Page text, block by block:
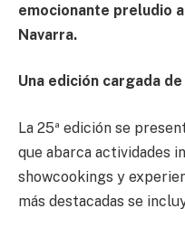
emocionante preludio
Navarra.
Una edición cargada
La 25ª edición se
que abarca actividades
showcookings y
más destacadas se